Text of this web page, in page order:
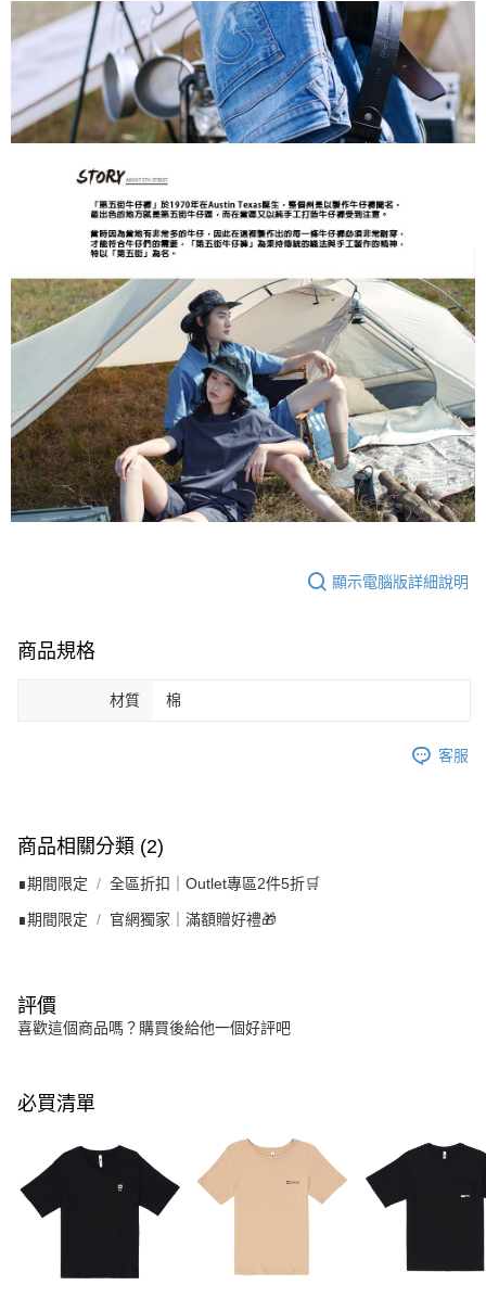
顯示電腦版詳細說明
商品規格
材質 棉
客服
商品相關分類 (2)
∎期間限定 全區折扣｜Outlet專區2件5折🛒
∎期間限定 官網獨家｜滿額贈好禮🎁
評價
喜歡這個商品嗎？購買後給他一個好評吧
必買清單